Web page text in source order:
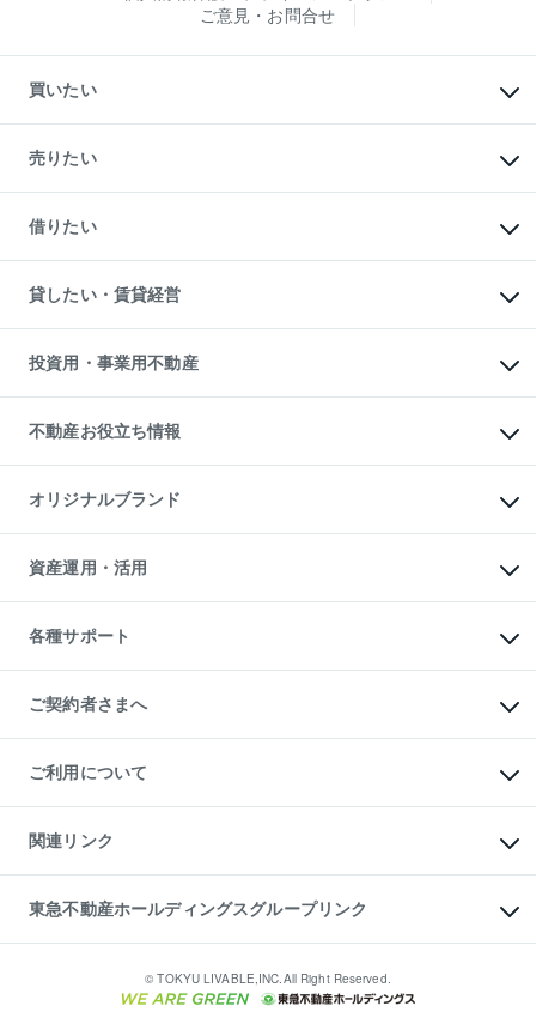
ご意見・お問合せ
買いたい
新築・分譲マンションの購入
中古マンションの購入
一戸建ての購入
中古一戸建ての購入
不動産購入の流れ
注目キーワード物件特集
購入ガイド
English 繁体中文簡体中文
売りたい
一戸建ての売却・査定
土地の売却・査定
スピードAI査定
不動産査定について
不動産売却の流れ
不動産買換えの流れ
売却ガイド
借りたい
オフィス・店舗の賃貸
借りるときの流れ
借りるガイド
貸したい・賃貸経営
マンション賃料データ
賃貸管理プラン
リロケーションについて
貸すガイド
投資用・事業用不動産
事業用不動産
マンション投資
投資用マンション
アパート経営
収益物件
ビル購入（ビル一棟）
投資用不動産の売却査定
事業用不動産の売却査定
不動産お役立ち情報
マンションライブラリー
人気マンションランキング
暮らしに役立つ不動産メディア
不動産相場・不動産価格情報
不動産コラム・ニュース
不動産用語集
不動産なんでもネット相談室
住まいの税金
オリジナルブランド
一棟リノベーションマンション
L`GENTE（ルジェンテ）
区分リノベーションマンション
投資用一棟レジデンスWELL
不動産小口投資
LEGACIA（レガシア）
資産運用・活用
不動産M&A
アセットマネジメント・出資
各種サポート
相続サポート
リフォームサポート
ご契約者さまへ
ご紹介・再契約特典
入居者様専用-各種ご案内（賃貸）
東急こすもす会「こすもすWeb」
ご利用について
金融商品取引について
東急リバブル ソーシャルメディアポリシー
ご意見・お問い合わせ（金融商品取引専用の相談・お問い合わせ窓口）
ダイレクトメール（郵送物）・Eメールなどの送付停止について
関連リンク
これからご結婚される方に東急百貨店のブライダルクラブ
人材サービスのご用命は 東急リバブルスタッフ株式会社まで
東北の逸品を贈ります 東北すぐれものセレクション
東急不動産ホールディングスグループリンク
東急コミュニティー
東急住宅リース
© TOKYU LIVABLE,INC.All Right Reserved.